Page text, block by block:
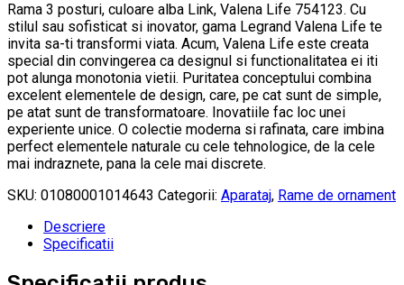
Rama 3 posturi, culoare alba Link, Valena Life 754123. Cu
stilul sau sofisticat si inovator, gama Legrand Valena Life te
invita sa-ti transformi viata. Acum, Valena Life este creata
special din convingerea ca designul si functionalitatea ei iti
pot alunga monotonia vietii. Puritatea conceptului combina
excelent elementele de design, care, pe cat sunt de simple,
pe atat sunt de transformatoare. Inovatiile fac loc unei
experiente unice. O colectie moderna si rafinata, care imbina
perfect elementele naturale cu cele tehnologice, de la cele
mai indraznete, pana la cele mai discrete.
SKU: 01080001014643 Categorii: Aparataj, Rame de ornament
Descriere
Specificatii